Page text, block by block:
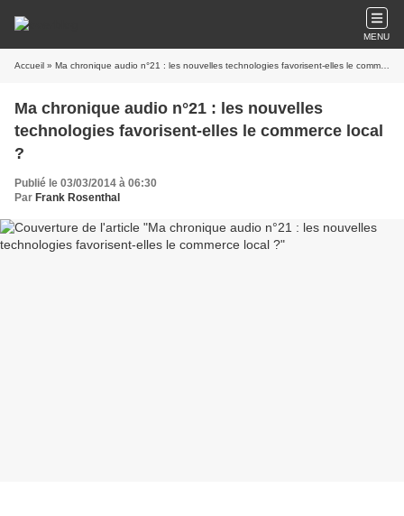
MENU
Accueil » Ma chronique audio n°21 : les nouvelles technologies favorisent-elles le commerce local ?
Ma chronique audio n°21 : les nouvelles
technologies favorisent-elles le commerce local
?
Publié le 03/03/2014 à 06:30
Par Frank Rosenthal